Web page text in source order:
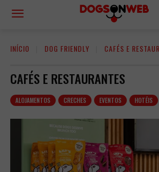
INÍCIO DOG FRIENDLY CAFÉS E
CAFÉS E RESTAURANTES
ALOJAMENTOS CRECHES EVENTOS HOTÉIS